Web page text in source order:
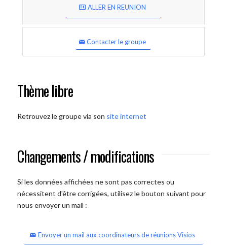
ALLER EN REUNION
Contacter le groupe
Thème libre
Retrouvez le groupe via son site internet
Changements / modifications
Si les données affichées ne sont pas correctes ou
nécessitent d'être corrigées, utilisez le bouton suivant pour
nous envoyer un mail :
Envoyer un mail aux coordinateurs de réunions Visios